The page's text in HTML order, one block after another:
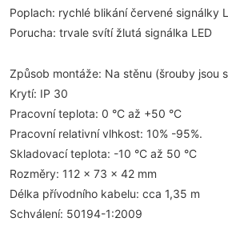
Poplach: rychlé blikání červené signálky
Porucha: trvale svítí žlutá signálka LED
Způsob montáže: Na stěnu (šrouby jsou
Krytí: IP 30
Pracovní teplota: 0 °C až +50 °C
Pracovní relativní vlhkost: 10% -95%.
Skladovací teplota: -10 °C až 50 °C
Rozměry: 112 x 73 x 42 mm
Délka přívodního kabelu: cca 1,35 m
Schválení: 50194-1:2009